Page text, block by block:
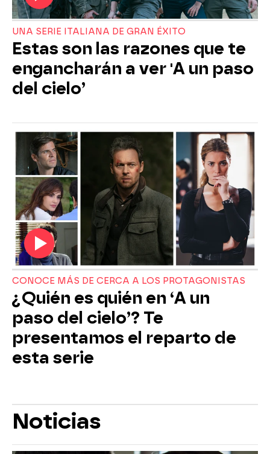
UNA SERIE ITALIANA DE GRAN ÉXITO
Estas son las razones que te
engancharán a ver 'A un paso
del cielo’
CONOCE MÁS DE CERCA A LOS PROTAGONISTAS
¿Quién es quién en ‘A un
paso del cielo’? Te
presentamos el reparto de
esta serie
Noticias